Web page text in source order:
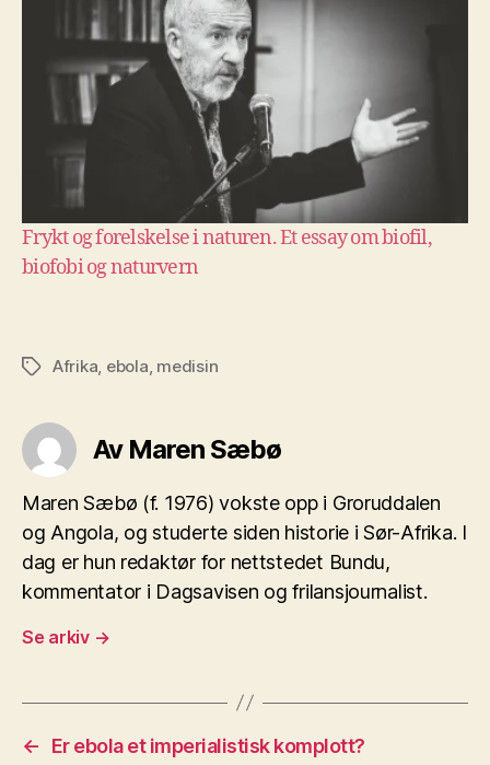
Frykt og forelskelse i naturen. Et essay om biofil,
biofobi og naturvern
Stikkord
Afrika, ebola, medisin
Av Maren Sæbø
Maren Sæbø (f. 1976) vokste opp i Groruddalen
og Angola, og studerte siden historie i Sør-Afrika. I
dag er hun redaktør for nettstedet Bundu,
kommentator i Dagsavisen og frilansjournalist.
Se arkiv →
←
Er ebola et imperialistisk komplott?